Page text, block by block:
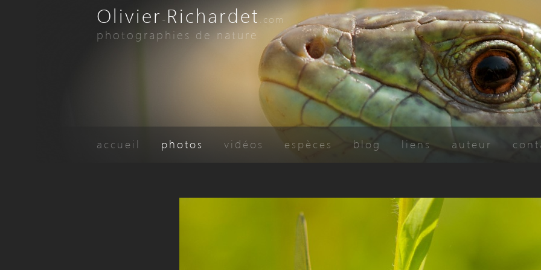
Olivier-Richardet .com
photographies de nature
accueil photos vidéos espèces blog liens auteur